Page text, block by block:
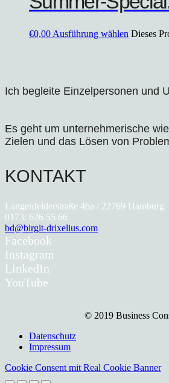
€0,00 Ausführung wählen Dieses
Ich begleite Einzelpersonen und
Es geht um unternehmerische
Zielen und das Lösen von
KONTAKT
Langenfelderstraße 46a / 22769 Hamburg
0173/ 626 55 66
bd@birgit-drixelius.com
Facebook
Instagram
LinkedIn
YouTube
© 2019 Business
Datenschutz
Impressum
Cookie Consent mit Real Cookie Banner